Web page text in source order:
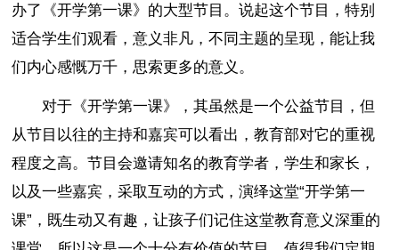
办了《开学第一课》的大型节目。说起这个节目，特别
适合学生们观看，意义非凡，不同主题的呈现，能让我
们内心感慨万千，思索更多的意义。
对于《开学第一课》，其虽然是一个公益节目，但
从节目以往的主持和嘉宾可以看出，教育部对它的重视
程度之高。节目会邀请知名的教育学者，学生和家长，
以及一些嘉宾，采取互动的方式，演绎这堂“开学第一
课”，既生动又有趣，让孩子们记住这堂教育意义深重的